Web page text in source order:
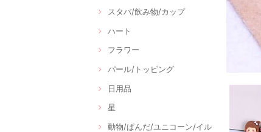
スタバ/飲み物/カップ
ハート
フラワー
パール/トッピング
日用品
星
動物/ぱんだ/ユニコーン/イル